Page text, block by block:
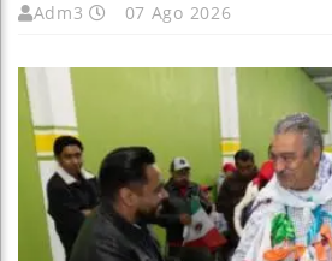
Adm3 07 Ago 2026